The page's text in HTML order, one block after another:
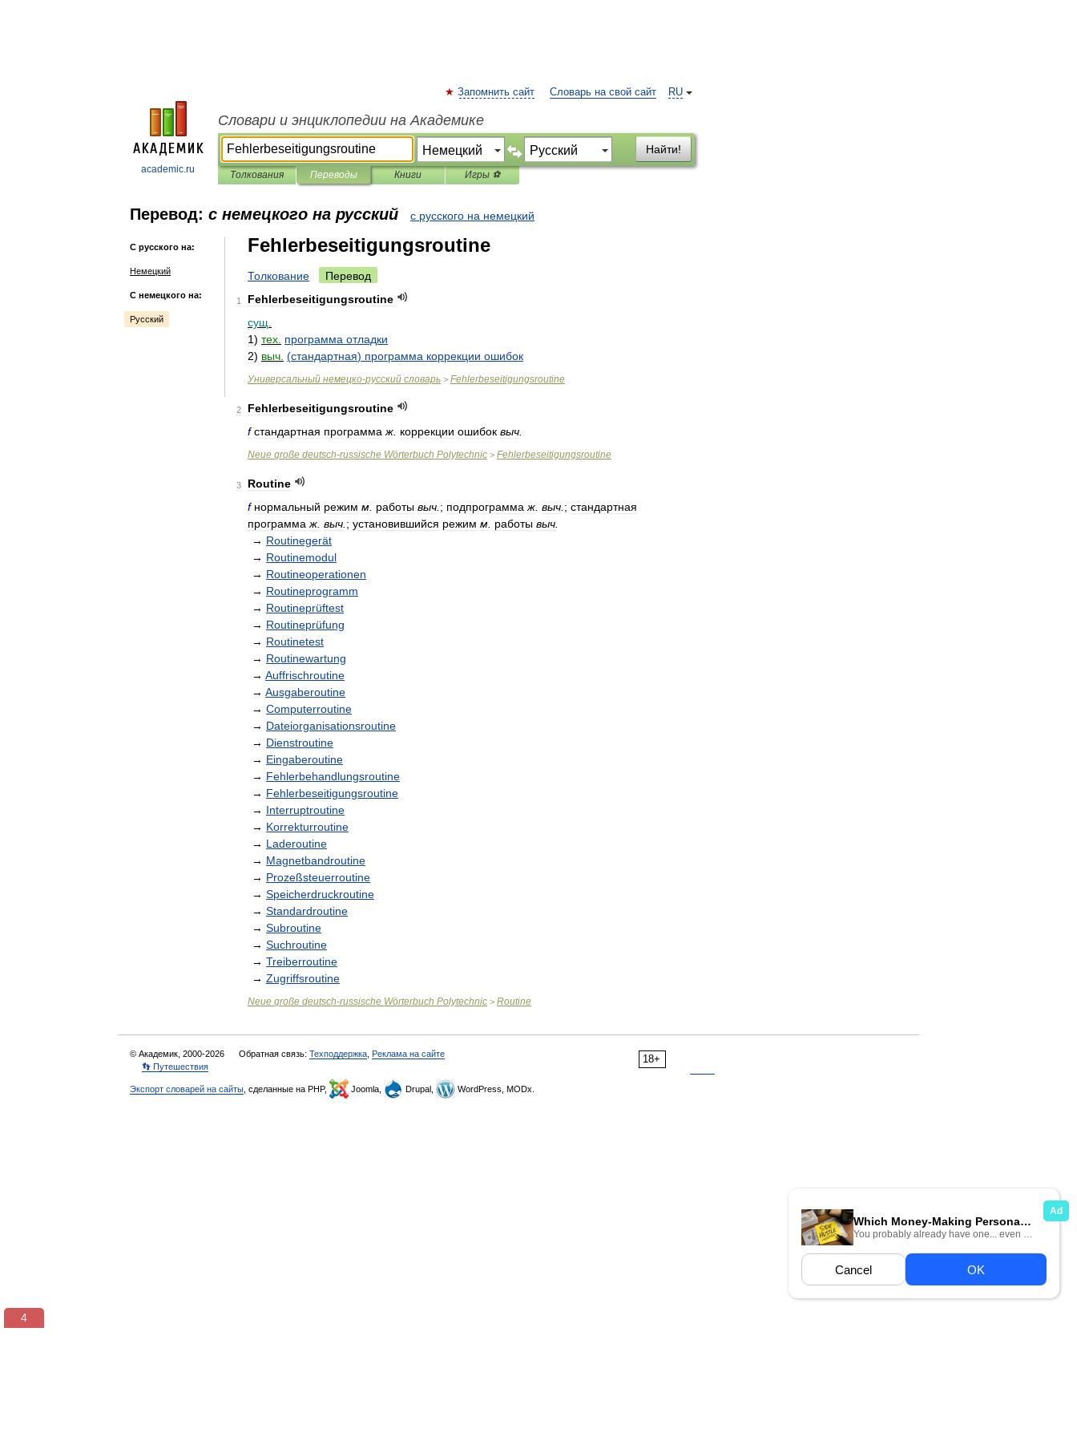
academic.ru
RU
Запомнить сайт Словарь на свой сайт
Словари и энциклопедии на Академике
Найти!
Толкования Переводы Книги Игры ⚽
Перевод: с немецкого на русский с русского на немецкий
С русского на:
Немецкий
С немецкого на:
Русский
Fehlerbeseitigungsroutine
Толкование Перевод
1
Fehlerbeseitigungsroutine
сущ
1) тех программа отладки
2) выч (стандартная) программа коррекции ошибок
Универсальный немецко-русский словарь > Fehlerbeseitigungsroutine
2
Fehlerbeseitigungsroutine
f стандартная программа ж коррекции ошибок выч
Neue große deutsch-russische Wörterbuch Polytechnic > Fehlerbeseitigungsroutine
3
Routine
f нормальный режим м работы выч ; подпрограмма ж выч ; стандартная
программа ж выч ; установившийся режим м работы выч
→ Routinegerät
→ Routinemodul
→ Routineoperationen
→ Routineprogramm
→ Routineprüftest
→ Routineprüfung
→ Routinetest
→ Routinewartung
→ Auffrischroutine
→ Ausgaberoutine
→ Computerroutine
→ Dateiorganisationsroutine
→ Dienstroutine
→ Eingaberoutine
→ Fehlerbehandlungsroutine
→ Fehlerbeseitigungsroutine
→ Interruptroutine
→ Korrekturroutine
→ Laderoutine
→ Magnetbandroutine
→ Prozeßsteuerroutine
→ Speicherdruckroutine
→ Standardroutine
→ Subroutine
→ Suchroutine
→ Treiberroutine
→ Zugriffsroutine
Neue große deutsch-russische Wörterbuch Polytechnic > Routine
18+
© Академик, 2000-2026 Обратная связь: Техподдержка Реклама на сайте
👣 Путешествия
Экспорт словарей на сайты , сделанные на PHP, Joomla, Drupal, WordPress, MODx.
3